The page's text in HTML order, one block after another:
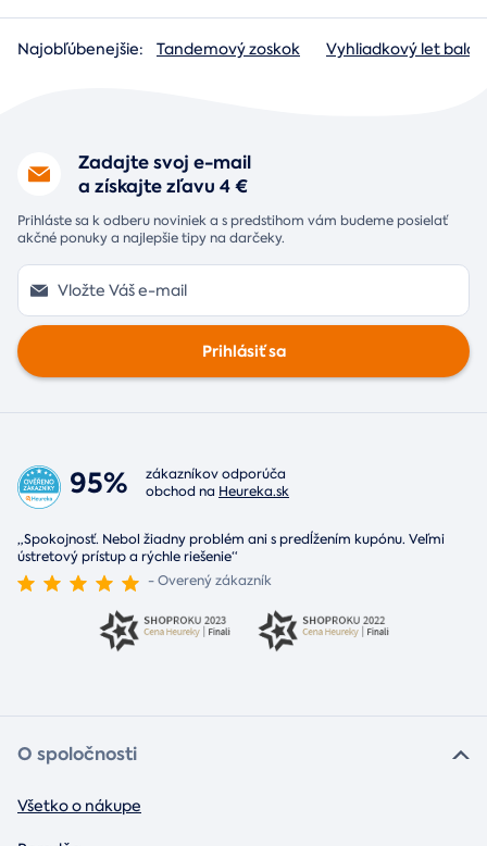
Najobľúbenejšie: Tandemový zoskok Vyhliadkový let
Zadajte svoj e-mail
a získajte zľavu 4 €
Prihláste sa k odberu noviniek a s predstihom vám budeme posielať
akčné ponuky a najlepšie tipy na darčeky.
Prihlásiť sa
95%
zákazníkov odporúča
obchod na Heureka.sk
„Spokojnosť. Nebol žiadny problém ani s predĺžením kupónu. Veľmi
ústretový prístup a rýchle riešenie“
- Overený zákazník
O spoločnosti
Všetko o nákupe